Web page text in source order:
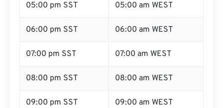
05:00 pm SST 05:00 am WEST
06:00 pm SST 06:00 am WEST
07:00 pm SST 07:00 am WEST
08:00 pm SST 08:00 am WEST
09:00 pm SST 09:00 am WEST